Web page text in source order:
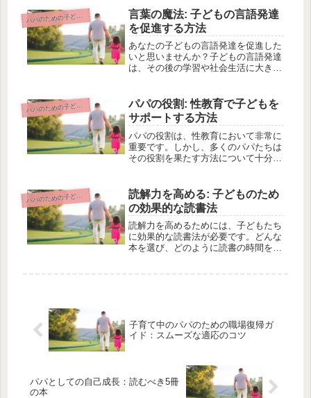
適したボランティア活動の紹介、ボラ
ンティア活動が子どもの成長に与える
効...
パパのための子どもの教育と学習サポート
言葉の魔法: 子どもの言語発達
を促進する方法
あなたの子どもの言語発達を促進した
いと思いませんか？子どもの言語発達
は、その後の学習や社会生活に大きな
を促すことができるのでしょうか？こ
の記事では、子どもの言語発達を促進
する...
パパのための子どもの教育と学習サポート
パパの役割: 性教育で子どもを
サポートする方法
パパの役割は、性教育において非常に
重要です。しかし、多くのパパたちは
その役割を果たす方法について十分に
な情報の提供など、パパが子どもをサ
ポートするために必要な要素は数多く
あ...
パパのための子どもの教育と学習サポート
読解力を高める: 子どものため
の効果的な読書法
読解力を高めるためには、子どもたち
に効果的な読書法が必要です。どんな
本を選び、どのように読書の時間を作
子育て中のパパのための職場復帰ガ
イド：スムーズな適応のコツ
パパとしての自己成長：読むべき5冊
の本